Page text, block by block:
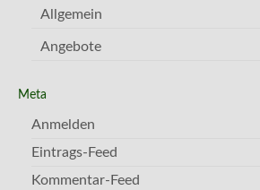
Allgemein
Angebote
Meta
Anmelden
Eintrags-Feed
Kommentar-Feed